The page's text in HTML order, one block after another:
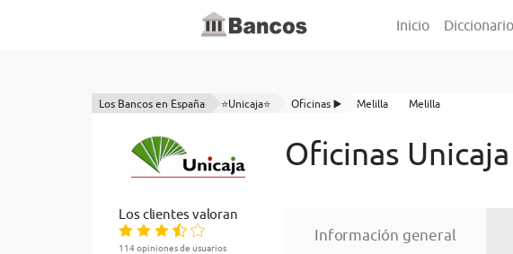
Inicio Diccionario
Los Bancos en España ⭐Unicaja⭐ Oficinas ▶️ Melilla Melilla
Oficinas
Los clientes valoran
114 opiniones de usuarios
Información general